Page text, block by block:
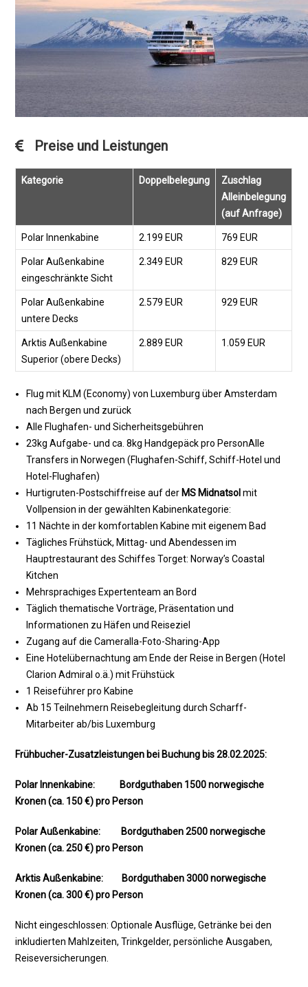
Preise und Leistungen
Kategorie Doppelbelegung
Zuschlag
Alleinbelegung
(auf Anfrage)
Polar Innenkabine 2.199 EUR 769 EUR
Polar Außenkabine
eingeschränkte Sicht
2.349 EUR 829 EUR
Polar Außenkabine
untere Decks
2.579 EUR 929 EUR
Arktis Außenkabine
Superior (obere Decks)
2.889 EUR 1.059 EUR
Flug mit KLM (Economy) von Luxemburg über Amsterdam
nach Bergen und zurück
Alle Flughafen- und Sicherheitsgebühren
23kg Aufgabe- und ca. 8kg Handgepäck pro PersonAlle
Transfers in Norwegen (Flughafen-Schiff, Schiff-Hotel und
Hotel-Flughafen)
Hurtigruten-Postschiffreise auf der MS Midnatsol mit
Vollpension in der gewählten Kabinenkategorie:
11 Nächte in der komfortablen Kabine mit eigenem Bad
Tägliches Frühstück, Mittag- und Abendessen im
Hauptrestaurant des Schiffes Torget: Norway’s Coastal
Kitchen
Mehrsprachiges Expertenteam an Bord
Täglich thematische Vorträge, Präsentation und
Informationen zu Häfen und Reiseziel
Zugang auf die Cameralla-Foto-Sharing-App
Eine Hotelübernachtung am Ende der Reise in Bergen (Hotel
Clarion Admiral o.ä.) mit Frühstück
1 Reiseführer pro Kabine
Ab 15 Teilnehmern Reisebegleitung durch Scharff-
Mitarbeiter ab/bis Luxemburg
Frühbucher-Zusatzleistungen bei Buchung bis 28.02.2025:
Polar Innenkabine: Bordguthaben 1500 norwegische
Kronen (ca. 150 €) pro Person
Polar Außenkabine: Bordguthaben 2500 norwegische
Kronen (ca. 250 €) pro Person
Arktis Außenkabine: Bordguthaben 3000 norwegische
Kronen (ca. 300 €) pro Person
Nicht eingeschlossen: Optionale Ausflüge, Getränke bei den
inkludierten Mahlzeiten, Trinkgelder, persönliche Ausgaben,
Reiseversicherungen.